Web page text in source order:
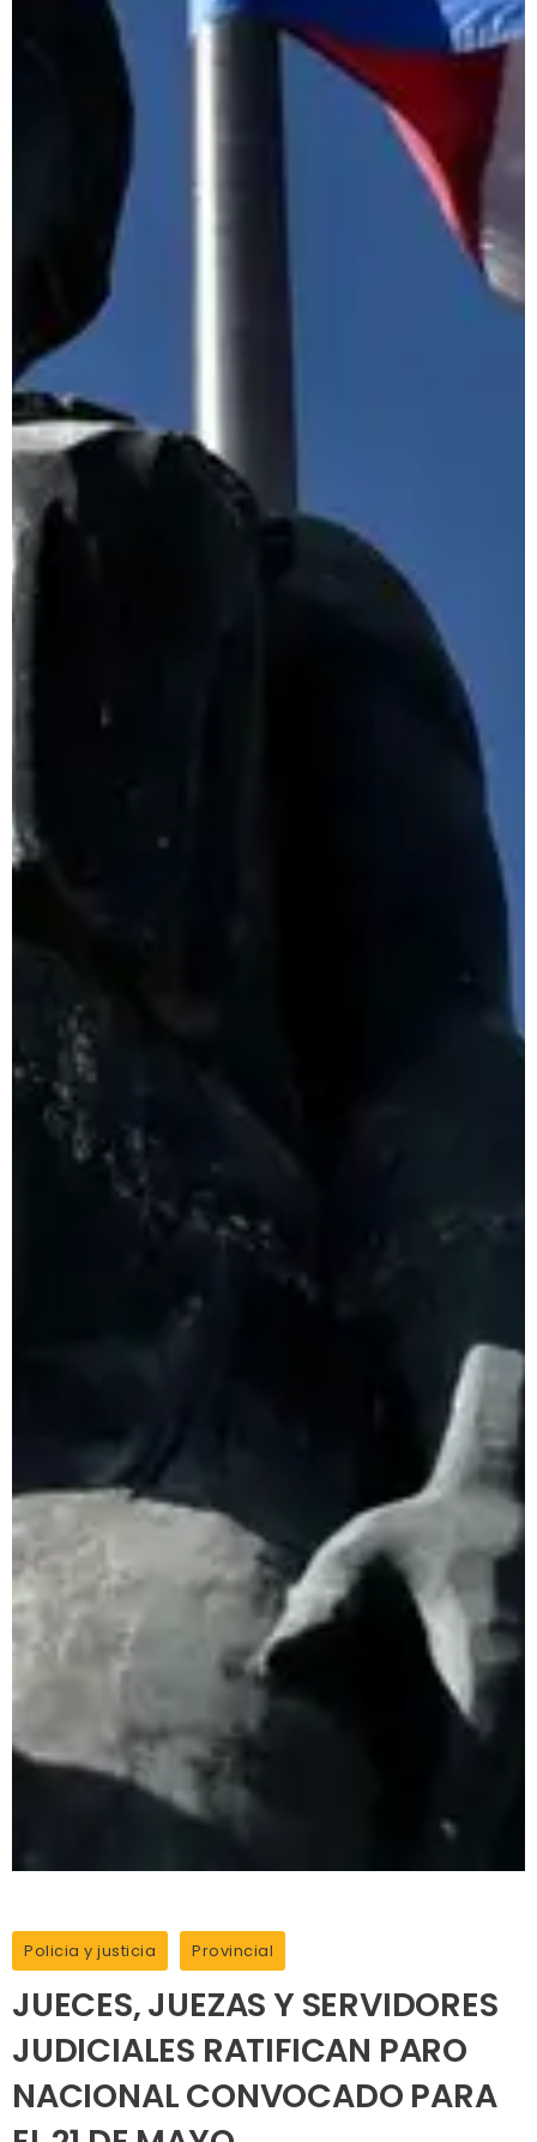
Policia y justicia Provincial
JUECES, JUEZAS Y SERVIDORES
JUDICIALES RATIFICAN PARO
NACIONAL CONVOCADO PARA